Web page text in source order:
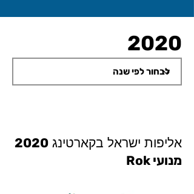
2020
אליפות ישראל בקארטינג 2020
מנועי Rok